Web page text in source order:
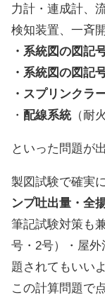
力計・連成計、
検知装置、一斉
・系統図の図記
・系統図の図記
・スプリンクラ
・ 配線系統（耐
といった問題が
製図試験で確実
ンプ吐出量・全
筆記試験対策も
号・2号）・屋
題されてもいい
この計算問題で